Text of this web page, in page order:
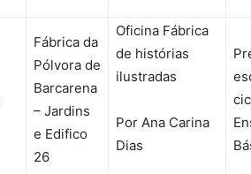
Fábrica da
Pólvora de
Barcarena
– Jardins
e Edifico
26
Oficina Fábrica
de histórias
ilustradas
Por Ana Carina
Dias